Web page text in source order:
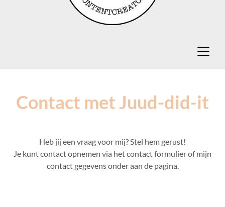
Contact met Juud-did-it
Heb jij een vraag voor mij? Stel hem gerust!
Je kunt contact opnemen via het contact formulier of mijn
contact gegevens onder aan de pagina.